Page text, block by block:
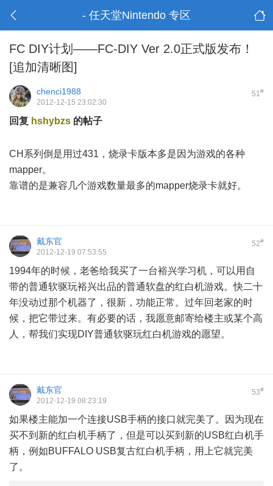
- 任天堂Nintendo 专区
FC DIY计划——FC-DIY Ver 2.0正式版发布！
[追加清晰图]
51#
chenci1988
2012-12-15 23:02:30
回复 hshybzs 的帖子
CH系列倒是用过431，烧录卡版本多是因为游戏的各种
mapper。
靠谱的是兼容几个游戏数量最多的mapper烧录卡就好。
52#
戴东官
2012-12-19 07:53:55
1994年的时候，老爸给我买了一台裕兴学习机，可以用自
带的普通软驱玩裕兴出品的普通软盘的红白机游戏。快二十
年没动过那个机器了，很新，功能正常。过年回老家的时
候，把它带过来。有必要的话，我愿意邮寄给楼主或某个高
人，帮我们实现DIY普通软驱玩红白机游戏的愿望。
53#
戴东官
2012-12-19 08:23:19
如果楼主能加一个连接USB手柄的接口就完美了。因为现在
买不到新的红白机手柄了，但是可以买到新的USB红白机手
柄，例如BUFFALO USB复古红白机手柄，用上它就完美
了。